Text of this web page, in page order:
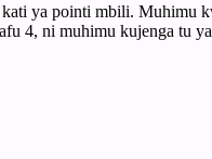
kati ya pointi mbili.
4, ni muhimu kujenga tu